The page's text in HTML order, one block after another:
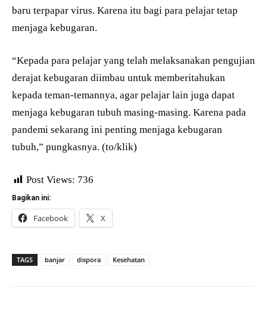
baru terpapar virus. Karena itu bagi para pelajar tetap
menjaga kebugaran.
“Kepada para pelajar yang telah melaksanakan pengujian
derajat kebugaran diimbau untuk memberitahukan
kepada teman-temannya, agar pelajar lain juga dapat
menjaga kebugaran tubuh masing-masing. Karena pada
pandemi sekarang ini penting menjaga kebugaran
tubuh,” pungkasnya. (to/klik)
Post Views: 736
Bagikan ini:
Facebook X
TAGS banjar dispora Kesehatan